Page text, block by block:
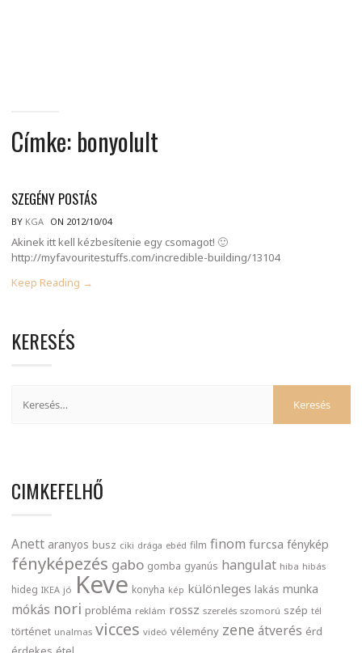
Címke: bonyolult
SZEGÉNY POSTÁS
BY KGA ON 2012/10/04
Akinek itt kell kézbesítenie egy csomagot! 🙂
http://myfavouritestuffs.com/incredible-building/13104
Keep Reading →
KERESÉS
CIMKEFELHŐ
Anett aranyos busz ciki drága ebéd film finom furcsa fénykép
fényképezés gabo gomba gyanús hangulat hiba hibás
hideg IKEA jó Keve konyha kép különleges lakás munka
mókás nori probléma reklám rossz szerelés szomorú szép tél
történet unalmas vicces videó vélemény zene átverés érd